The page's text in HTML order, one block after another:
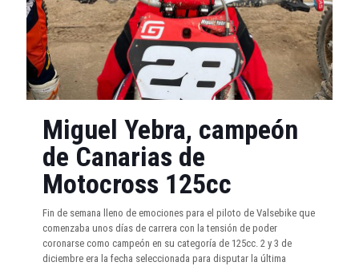
Miguel Yebra, campeón
de Canarias de
Motocross 125cc
Fin de semana lleno de emociones para el piloto de Valsebike que
comenzaba unos días de carrera con la tensión de poder
coronarse como campeón en su categoría de 125cc. 2 y 3 de
diciembre era la fecha seleccionada para disputar la última